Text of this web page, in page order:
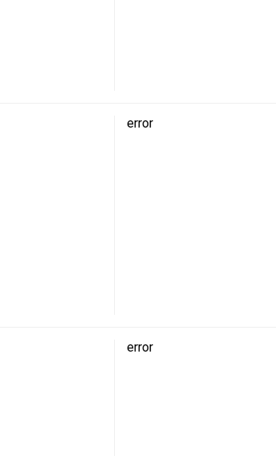
error
error